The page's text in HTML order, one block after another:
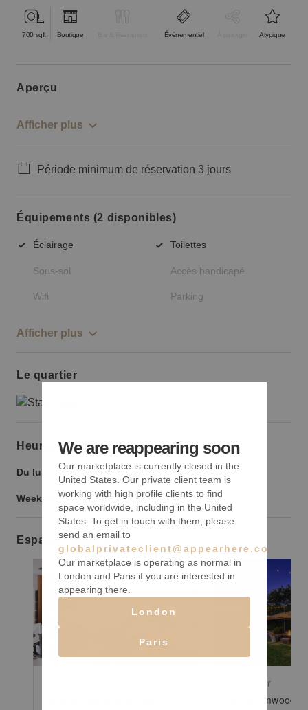
700 sqft Boutique Événementiel Atypique
aperçu
Afficher plus
Période minimum de réservation 3 jours
Équipements (2 disponibles)
Éclairage Toilettes
Sous-sol Accès handicapé
Wifi Parking
Afficher plus
Le quartier
Heures d’ouverture
Du lundi au vendredi : 9:00 -21:00
Weekend : 9:00-21:00
Espaces similaires
Show previous slide Show next slide
Show
/jour
We are reappearing soon
Our marketplace is currently closed in the
United States. Our private client team is
working with high profile clients to find
space worldwide, including in the United
States. To get in touch with them, please
send an email to
globalprivateclient@appearhere.co.uk
Our marketplace is operating as normal in
London and Paris if you are interested in
appearing there.
London
Paris